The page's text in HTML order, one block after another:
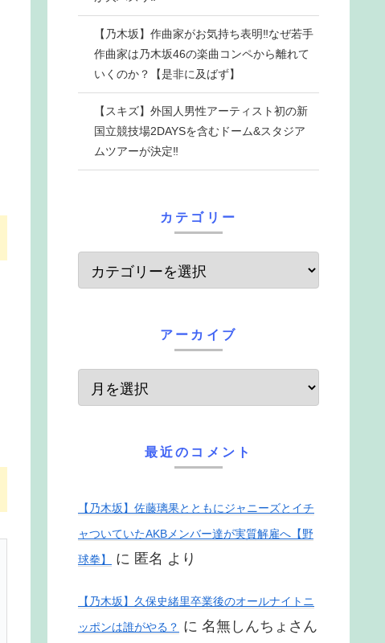
【乃木坂】作曲家がお気持ち表明‼なぜ若手
作曲家は乃木坂46の楽曲コンペから離れて
いくのか？【是非に及ばず】
【スキズ】外国人男性アーティスト初の新
国立競技場2DAYSを含むドーム&スタジア
ムツアーが決定‼
カテゴリー
アーカイブ
最近のコメント
【乃木坂】佐藤璃果とともにジャニーズとイチ
ャついていたAKBメンバー達が実質解雇へ【野
球拳】
に 匿名 より
【乃木坂】久保史緒里卒業後のオールナイトニ
ッポンは誰がやる？ に 名無しんちょさん